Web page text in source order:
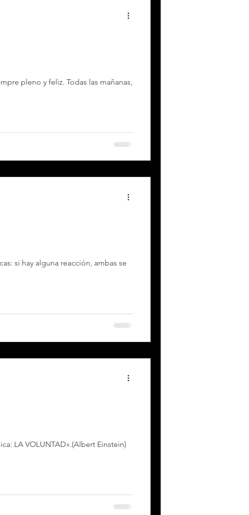
Todas las mañanas,
si hay alguna reacción, ambas se
LA VOLUNTAD».(Albert Einstein)